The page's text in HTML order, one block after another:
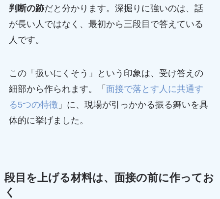
判断の跡だと分かります。深掘りに強いのは、話
が長い人ではなく、最初から三段目で答えている
人です。
この「扱いにくそう」という印象は、受け答えの
細部から作られます。「 面接で落とす人に共通す
る5つの特徴 」に、現場が引っかかる振る舞いを具
体的に挙げました。
段目を上げる材料は、面接の前に作ってお
く